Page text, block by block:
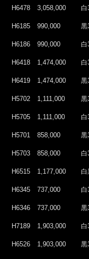
H6478 3,058,000 白
H6185 990,000 黒
H6186 990,000
H6418 1,474,000
H6419 1,474,000 黒
H5702 1,111,000 黒
H5705 1,111,000
H5701 858,000 黒
H5703 858,000
H6515 1,177,000 白
H6345 737,000
H6346 737,000 黒
H7189 1,903,000
H6526 1,903,000 黒